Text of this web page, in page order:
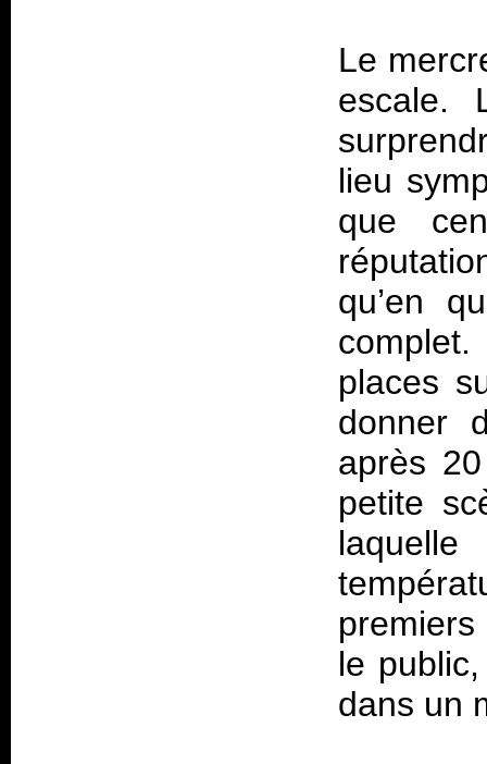
Le
escale.
lieu
que
qu’en
places
donner
après
petite
le
dans un